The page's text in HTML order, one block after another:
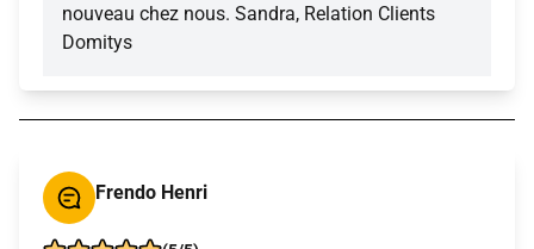
nouveau chez nous. Sandra, Relation Clients
Domitys
Frendo Henri